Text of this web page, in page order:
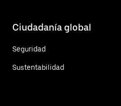
Ciudadanía global
Seguridad
Sustentabilidad